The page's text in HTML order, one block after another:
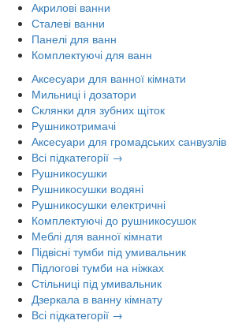
Акрилові ванни
Сталеві ванни
Панелі для ванн
Комплектуючі для ванн
Аксесуари для ванної кімнати
Мильниці і дозатори
Склянки для зубних щіток
Рушникотримачі
Аксесуари для громадських санвузлів
Всі підкатегорії →
Рушникосушки
Рушникосушки водяні
Рушникосушки електричні
Комплектуючі до рушникосушок
Меблі для ванної кімнати
Підвісні тумби під умивальник
Підлогові тумби на ніжках
Стільниці під умивальник
Дзеркала в ванну кімнату
Всі підкатегорії →